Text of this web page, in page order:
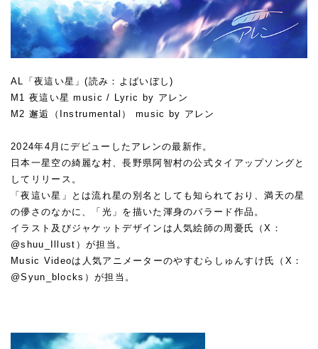
AL「夜這い星」(読み：よばいぼし)
M1 夜這い星 music / Lyric by アレン
M2 邂逅（Instrumental） music by アレン
2024年4月にデビューしたアレンの最新作。
日本一星空の綺麗な村、長野県阿智村の公式タイアップソングと
してリリース。
「夜這い星」とは流れ星の別名としても知られており、満天の星
の儚さのなかに、「光」を描いた渾身のバラード作品。
イラスト及びジャケットデザインは人気絵師の周憂氏（X：
@shuu_Illust）が担当。
Music Videoは人気アニメーターのやすむらしゅんすけ氏（X：
@Syun_blocks）が担当。